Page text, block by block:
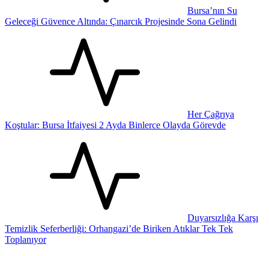
Bursa’nın Su
Geleceği Güvence Altında: Çınarcık Projesinde Sona Gelindi
Her Çağrıya
Koştular: Bursa İtfaiyesi 2 Ayda Binlerce Olayda Görevde
Duyarsızlığa Karşı
Temizlik Seferberliği: Orhangazi’de Biriken Atıklar Tek Tek
Toplanıyor